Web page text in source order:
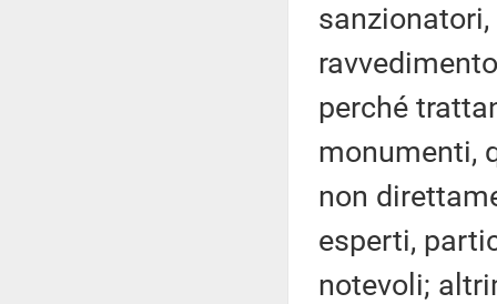
perché
monumenti,
non
esperti,
notevoli;